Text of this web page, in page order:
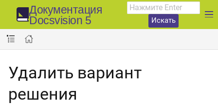
Документация
Docsvision 5
Искать
Удалить вариант
решения